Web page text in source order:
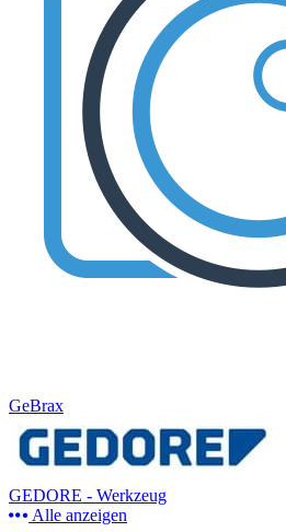
GeBrax
GEDORE - Werkzeug
Alle anzeigen